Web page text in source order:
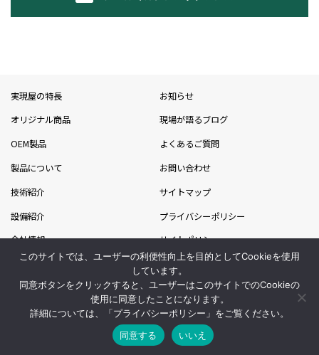
実現屋の特長
オリジナル商品
OEM製品
製品について
技術紹介
設備紹介
会社情報
採用情報
お知らせ
現場が語るブログ
よくあるご質問
お問い合わせ
サイトマップ
プライバシーポリシー
サイトポリシー
吉川グループ
ライフスタイル事業部
Copyright(C)2021 Yoshikawa Corporation. All Rights Reserved.
このサイトでは、ユーザーの利便性向上を目的としてCookieを使用
しています。
同意ボタンをクリックすると、ユーザーはこのサイトでのCookieの
使用に同意したことになります。
詳細については、「プライバシーポリシー 」をご覧ください。
同意する
いいえ